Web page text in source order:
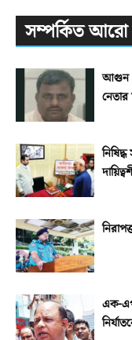
সম্পর্কিত
আগুন
নেতার
এক-